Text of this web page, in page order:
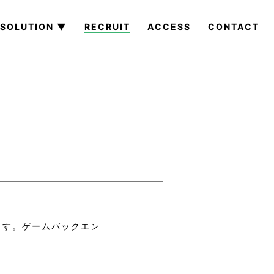
SOLUTION ▼ RECRUIT ACCESS CONTACT
。ゲームバックエン